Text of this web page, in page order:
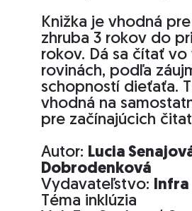
Knižka je vhodná
zhruba 3 rokov do
rokov. Dá sa čítať vo
rovinách, podľa
schopností dieťaťa.
vhodná na
pre začínajúcich
Autor: Lucia
Dobrodenková
Vydavateľstvo: Infra
Téma inklúzia